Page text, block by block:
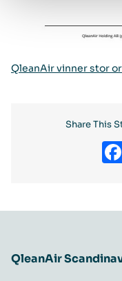
QleanAir vinner stor
Share This
QleanAir